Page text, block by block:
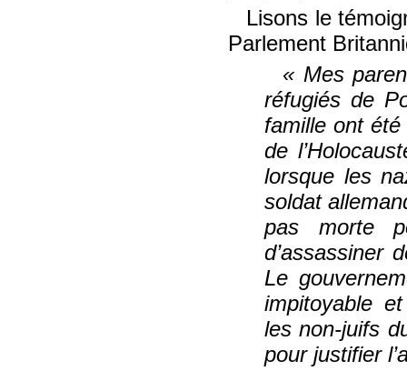
Lisons le
Parlement
« Mes
réfugiés de
famille ont
de
lorsque les
soldat
pas morte
d’assassiner
Le
impitoyable
les non-juifs
pour justifier